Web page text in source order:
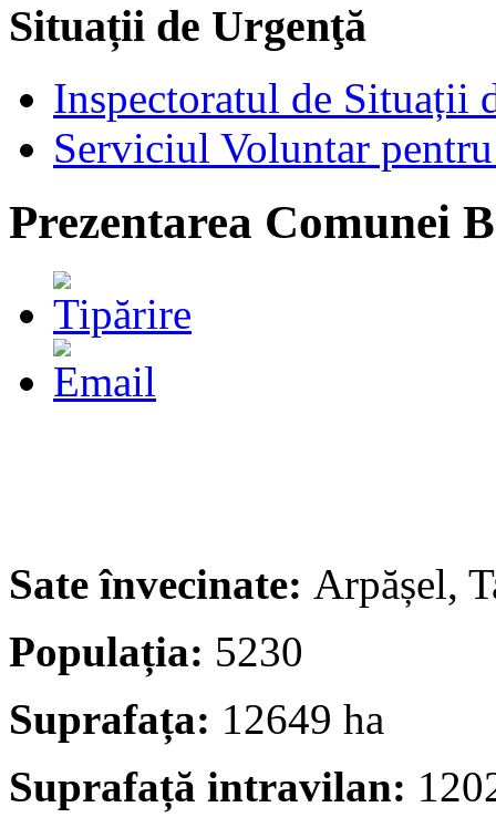
Situații de Urgenţă
Inspectoratul de Situații
Serviciul Voluntar
Prezentarea Comunei
Sate învecinate: Arpășel,
Populația: 5230
Suprafața: 12649 ha
Suprafață intravilan: